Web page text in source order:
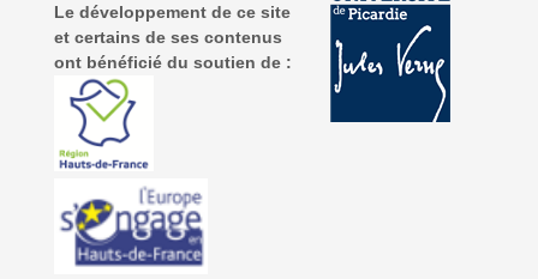
Le développement de ce site
et certains de ses contenus
ont bénéficié du soutien de :